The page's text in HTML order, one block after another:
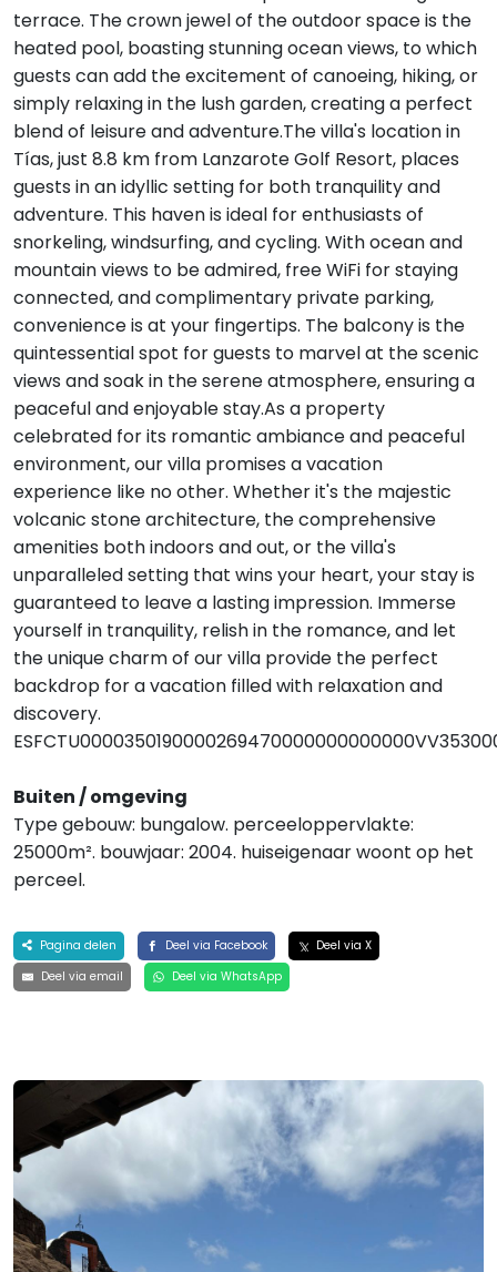
terrace. The crown jewel of the outdoor space is the
heated pool, boasting stunning ocean views, to which
guests can add the excitement of canoeing, hiking, or
simply relaxing in the lush garden, creating a perfect
blend of leisure and adventure.The villa's location in
Tías, just 8.8 km from Lanzarote Golf Resort, places
guests in an idyllic setting for both tranquility and
adventure. This haven is ideal for enthusiasts of
snorkeling, windsurfing, and cycling. With ocean and
mountain views to be admired, free WiFi for staying
connected, and complimentary private parking,
convenience is at your fingertips. The balcony is the
quintessential spot for guests to marvel at the scenic
views and soak in the serene atmosphere, ensuring a
peaceful and enjoyable stay.As a property
celebrated for its romantic ambiance and peaceful
environment, our villa promises a vacation
experience like no other. Whether it's the majestic
volcanic stone architecture, the comprehensive
amenities both indoors and out, or the villa's
unparalleled setting that wins your heart, your stay is
guaranteed to leave a lasting impression. Immerse
yourself in tranquility, relish in the romance, and let
the unique charm of our villa provide the perfect
backdrop for a vacation filled with relaxation and
discovery.
Buiten / omgeving
Type gebouw: bungalow. perceeloppervlakte:
25000m². bouwjaar: 2004. huiseigenaar woont op het
perceel.
Pagina delen Deel via Facebook
Deel via X
Deel via email
Deel via WhatsApp